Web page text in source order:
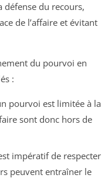
du recours,
de l’affaire et évitant
du pourvoi en
:
pourvoi est limitée à la
sont donc hors de
impératif de respecter
peuvent entraîner le